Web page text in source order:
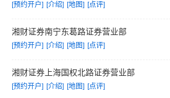
[预约开户] [介绍] [地图] [点评]
湘财证券南宁东葛路证券营业部
[预约开户] [介绍] [地图] [点评]
湘财证券上海国权北路证券营业部
[预约开户] [介绍] [地图] [点评]